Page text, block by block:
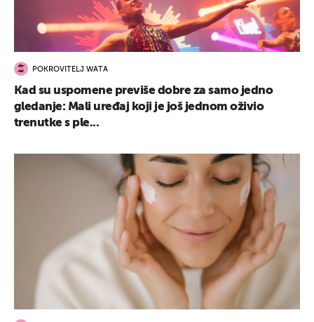
POKROVITELJ WATA
Kad su uspomene previše dobre za samo jedno
gledanje: Mali uređaj koji je još jednom oživio
trenutke s ple...